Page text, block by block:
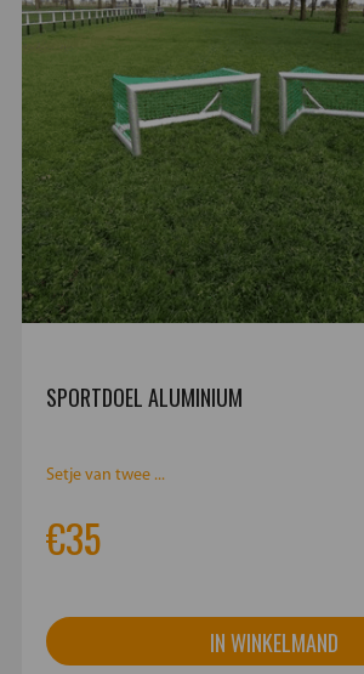
SPORTDOEL ALUMINIUM
Setje van twee ...
€35
IN WINKELMAND